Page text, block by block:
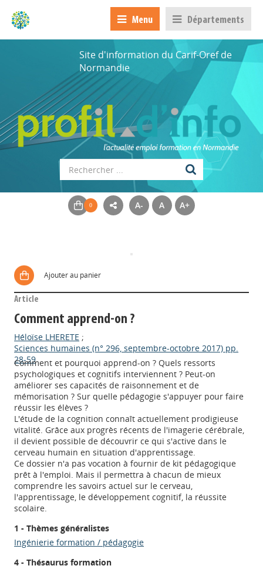
Menu Départements
Site d'information du Carif-Oref de
Normandie
A- A A+
Ajouter au panier
Article
Comment apprend-on ?
Héloïse LHERETE ;
Sciences humaines (n° 296, septembre-octobre 2017) pp.
28-59
Comment et pourquoi apprend-on ? Quels ressorts
psychologiques et cognitifs interviennent ? Peut-on
améliorer ses capacités de raisonnement et de
mémorisation ? Sur quelle pédagogie s'appuyer pour faire
réussir les élèves ?
L'étude de la cognition connaît actuellement prodigieuse
vitalité. Grâce aux progrès récents de l'imagerie cérébrale,
il devient possible de découvrir ce qui s'active dans le
cerveau humain en situation d'apprentissage.
Ce dossier n'a pas vocation à fournir de kit pédagogique
prêt à l'emploi. Mais il permettra à chacun de mieux
comprendre les savoirs actuel sur le cerveau,
l'apprentissage, le développement cognitif, la réussite
scolaire.
1 - Thèmes généralistes
Ingénierie formation / pédagogie
4 - Thésaurus formation
Appels à projets